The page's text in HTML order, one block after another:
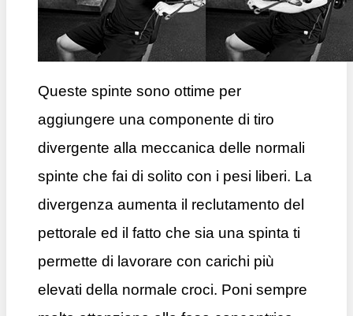
Queste spinte sono ottime per
aggiungere una componente di tiro
divergente alla meccanica delle normali
spinte che fai di solito con i pesi liberi. La
divergenza aumenta il reclutamento del
pettorale ed il fatto che sia una spinta ti
permette di lavorare con carichi più
elevati della normale croci. Poni sempre